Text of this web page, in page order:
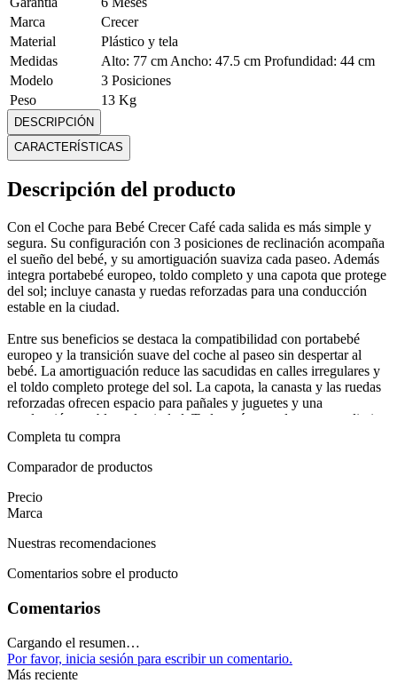
Marca
Crecer
Material
Plástico y tela
Medidas
Alto: 77 cm Ancho: 47.5 cm Profundidad: 44 cm
Modelo
3 Posiciones
Peso
13 Kg
Plegado
Tipo de Ruedas Goma reforzada
Mostrar más
DESCRIPCIÓN
CARACTERÍSTICAS
Descripción del producto
Con el Coche para Bebé Crecer Café cada salida es más simple y
segura. Su configuración con 3 posiciones de reclinación acompaña
el sueño del bebé, y su amortiguación suaviza cada paseo. Además
integra portabebé europeo, toldo completo y una capota que protege
del sol; incluye canasta y ruedas reforzadas para una conducción
estable en la ciudad.
Entre sus beneficios se destaca la compatibilidad con portabebé
europeo y la transición suave del coche al paseo sin despertar al
bebé. La amortiguación reduce las sacudidas en calles irregulares y
el toldo completo protege del sol. La capota, la canasta y las ruedas
reforzadas ofrecen espacio para pañales y juguetes y una
conducción estable en la ciudad. Todo está pensado para uso diario
y durabilidad, para crecer contigo en cada salida.
Para completar, imagina un paseo por el parque o una compra en la
toldo y amortiguación eleva la experiencia diaria, mientras la
versatilidad de las 3 posiciones de reclinación acompaña el
paseo, guardas todo en la canasta y vuelves a casa con tranquilidad
Completa tu compra
Comparador de productos
Precio
Marca
Nuestras recomendaciones
Comentarios sobre el producto
Comentarios
Cargando el resumen…
Por favor, inicia sesión para escribir un comentario.
Más reciente